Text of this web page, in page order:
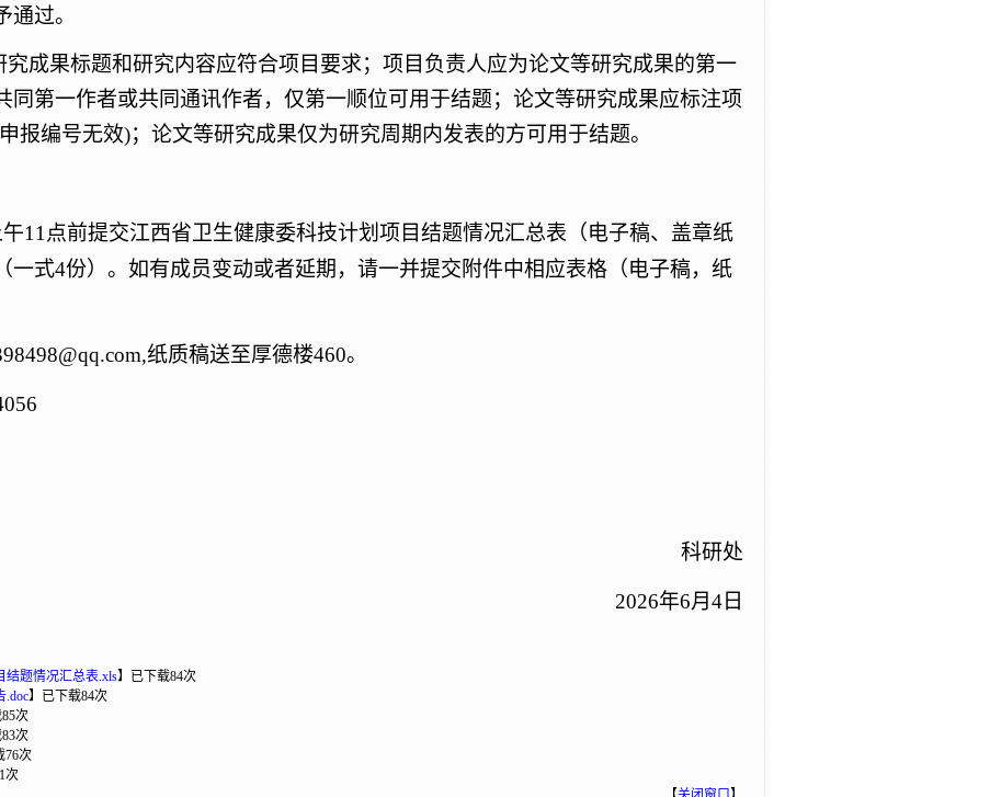
过。
究成果标题和研究内容应符合项目要求； 项目负责人应为论文等研究成果的第一
同第一作者或共同通讯作者，仅第一顺位可用于结题； 论文等研究成果应标注项
报编号无效)； 论文等研究成果仅为研究周期内发表的方可用于结题。
午11点前提交江西省卫生健康委科技计划项目结题情况汇总表（电子稿、盖章纸
一式4份）。如有成员变动或者延期，请一并提交附件中相应表格（电子稿，纸
@qq.com,纸质稿送至厚德楼460。
科研处
2026年6月4日
结题情况汇总表.xls】 已下载84次
.doc】 已下载84次
85次
83次
76次
次